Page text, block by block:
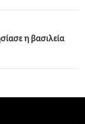
η βασιλεία